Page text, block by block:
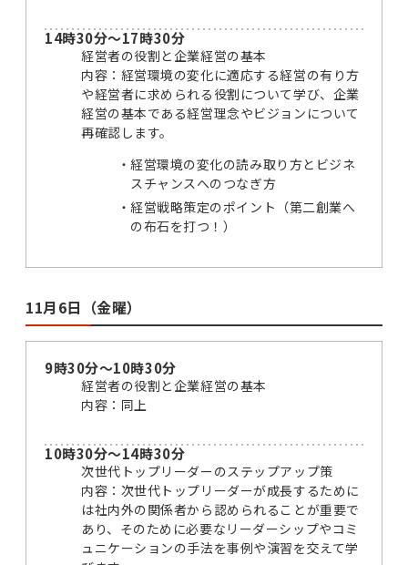
14時30分～17時30分
経営者の役割と企業経営の基本
内容：経営環境の変化に適応する経営の有り方
や経営者に求められる役割について学び、企業
経営の基本である経営理念やビジョンについて
再確認します。
経営環境の変化の読み取り方とビジネ
スチャンスへのつなぎ方
経営戦略策定のポイント（第二創業へ
の布石を打つ！）
11月6日（金曜）
9時30分～10時30分
経営者の役割と企業経営の基本
内容：同上
10時30分～14時30分
次世代トップリーダーのステップアップ策
内容：次世代トップリーダーが成長するために
は社内外の関係者から認められることが重要で
あり、そのために必要なリーダーシップやコミ
ュニケーションの手法を事例や演習を交えて学